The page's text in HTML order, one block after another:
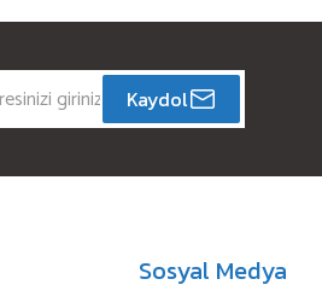
Kaydol
Sosyal Medya